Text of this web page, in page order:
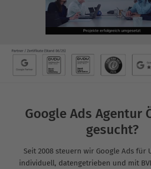
Google Ads Agentur
gesucht?
Seit 2008 steuern wir Google Ads für
individuell, datengetrieben und mit